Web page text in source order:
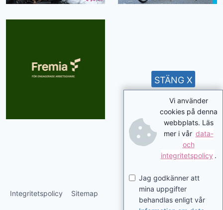
Integritetspolicy Sitemap
Vi använder
cookies på denna
webbplats. Läs
mer i vår data-
och
integritetspolicy .
Jag godkänner att
mina uppgifter
behandlas enligt vår
STÄNG X